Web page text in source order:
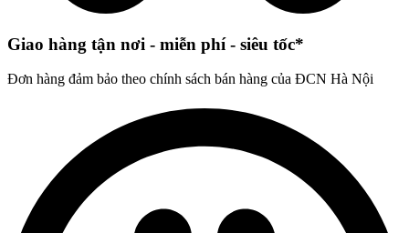
Giao hàng tận nơi - miễn phí - siêu tốc*
Đơn hàng đảm bảo theo chính sách bán hàng của ĐCN Hà Nội